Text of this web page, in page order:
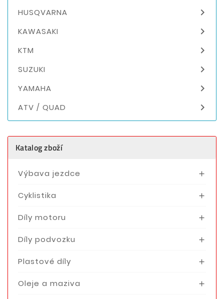
HUSQVARNA 
KAWASAKI 
KTM 
SUZUKI 
YAMAHA 
ATV / QUAD 
Katalog zboží
Výbava jezdce 
Cyklistika 
Díly motoru 
Díly podvozku 
Plastové díly 
Oleje a maziva 